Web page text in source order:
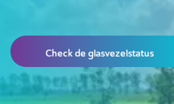
Check de glasvezelstatus